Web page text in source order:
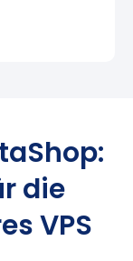
die
VPS